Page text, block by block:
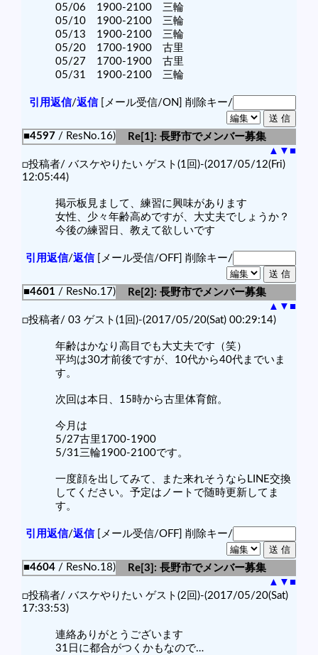
05/06 1900-2100 三輪
05/10 1900-2100 三輪
05/13 1900-2100 三輪
05/20 1700-1900 古里
05/27 1700-1900 古里
05/31 1900-2100 三輪
引用返信/返信[メール受信/ON] 削除キー/
■4597 / ResNo.16)
Re[1]: 長野市でメンバー募集
▲ ▼ ■
□投稿者/ バスケやりたい ゲスト(1回)-(2017/05/12(Fri)
12:05:44)
掲示板見まして、練習に興味があります
女性、少々年齢高めですが、大丈夫でしょうか？
今後の練習日、教えて欲しいです
引用返信/返信[メール受信/OFF] 削除キー/
■4601 / ResNo.17)
Re[2]: 長野市でメンバー募集
▲ ▼ ■
□投稿者/ 03 ゲスト(1回)-(2017/05/20(Sat) 00:29:14)
年齢はかなり高目でも大丈夫です（笑）
平均は30才前後ですが、10代から40代までいま
す。
次回は本日、15時から古里体育館。
今月は
5/27古里1700-1900
5/31三輪1900-2100です。
一度顔を出してみて、また来れそうならLINE交換
してください。予定はノートで随時更新してま
す。
引用返信/返信[メール受信/OFF] 削除キー/
■4604 / ResNo.18)
Re[3]: 長野市でメンバー募集
▲ ▼ ■
□投稿者/ バスケやりたい ゲスト(2回)-(2017/05/20(Sat)
17:33:53)
連絡ありがとうございます
31日に都合がつくかもなので…